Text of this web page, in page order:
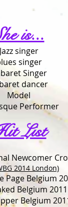
is...
Jazz singer
singer
Singer
dancer
Model
Performer
List
Newcomer
2014 London)
Page Belgium
Belgium 2011
Belgium